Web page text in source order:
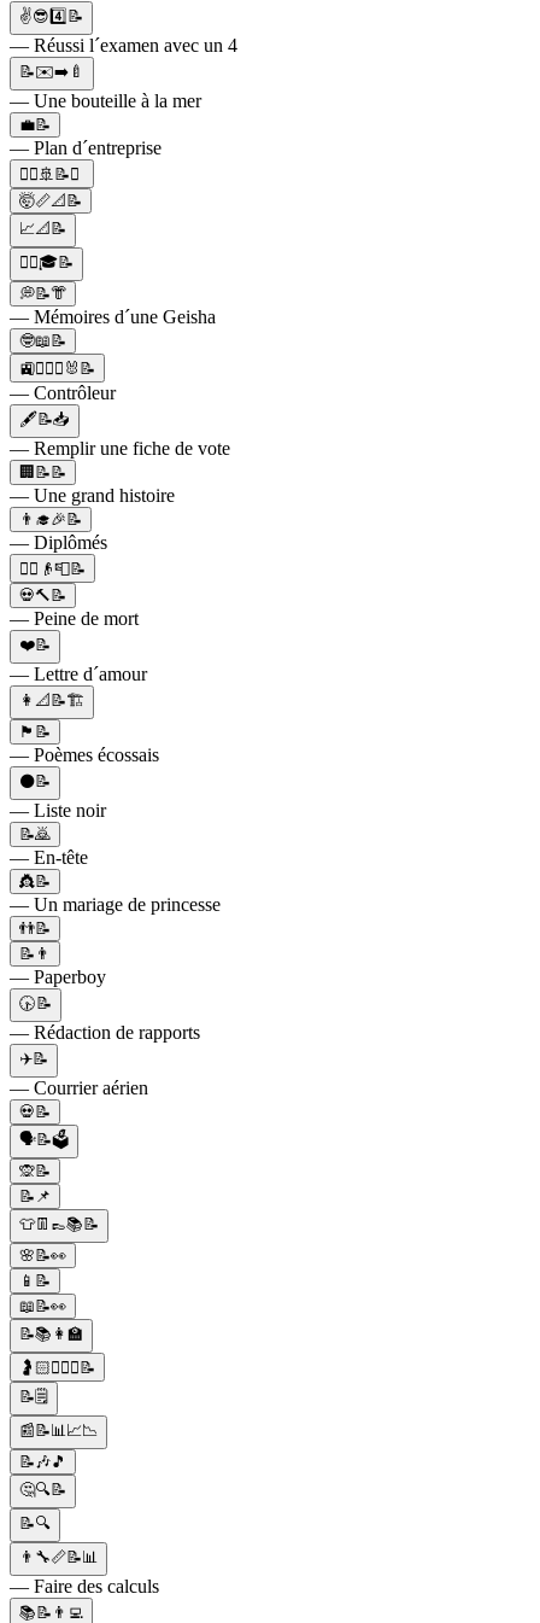
✌😎4️⃣📝
— Réussi l´examen avec un 4
📝✉️➡️🍼
— Une bouteille à la mer
💼📝
— Plan d´entreprise
👷‍♀️🚢📝⚓
🤯📏📐📝
📈📐📝
👨‍✈️🎓📝
💭📝👘
— Mémoires d´une Geisha
🤓📖📝
🚉👨🏻‍✈️🐰📝
— Contrôleur
🖋📝📥
— Remplir une fiche de vote
🏢📝📝
— Une grand histoire
👨‍🎓🎉📝
— Diplômés
👮‍♂️👴📮📝
💀🔨📝
— Peine de mort
❤️📝
— Lettre d´amour
👩📐📝🏗
🏴󠁧󠁢󠁳󠁣󠁴󠁿📝
— Poèmes écossais
⚫📝
— Liste noir
📝🙇
— En-tête
👸📝
— Un mariage de princesse
👬📝
📝👨
— Paperboy
🕟📝
— Rédaction de rapports
✈️📝
— Courrier aérien
💀📝
🗣📝🗳
🙊📝
📝📌
👕👖👞📚📝
🌸📝👀
📱📝
📖📝👀
📝📚👩‍🏫
🤰🏻👩🏻‍⚕️📝
📝🗒️
📰📝📊📈📉
📝🎶🎵
🤔🔍📝
📝🔍
👨‍🔧📏📝📊
— Faire des calculs
📚📝👨‍💻